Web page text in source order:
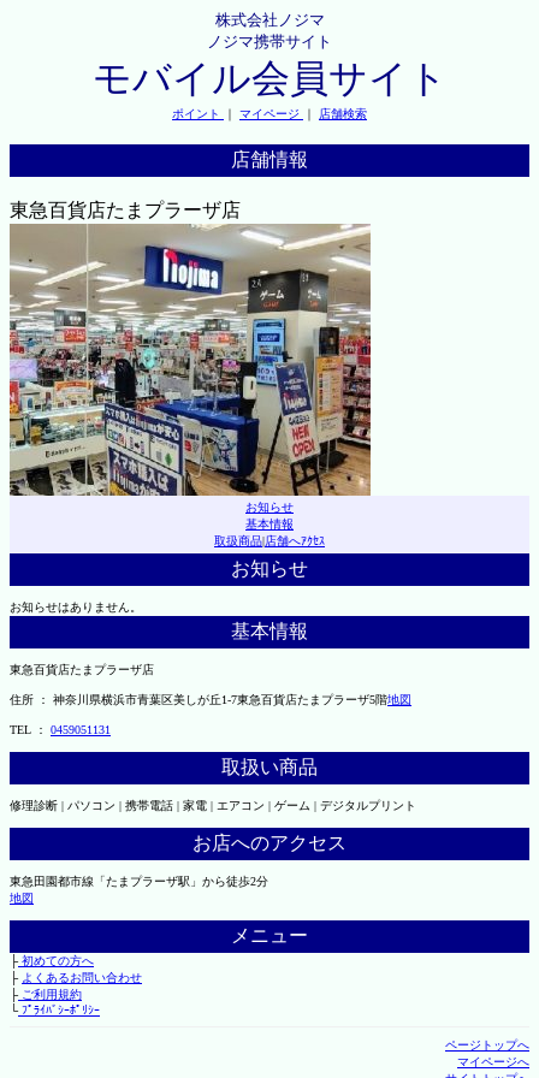
株式会社ノジマ
ノジマ携帯サイト
モバイル会員サイト
ポイント ｜ マイページ ｜ 店舗検索
店舗情報
東急百貨店たまプラーザ店
お知らせ
基本情報
取扱商品|店舗へｱｸｾｽ
お知らせ
お知らせはありません。
基本情報
東急百貨店たまプラーザ店
住所 ： 神奈川県横浜市青葉区美しが丘1-7東急百貨店たまプラーザ5階地図
TEL ： 0459051131
取扱い商品
修理診断 | パソコン | 携帯電話 | 家電 | エアコン | ゲーム | デジタルプリント
お店へのアクセス
東急田園都市線「たまプラーザ駅」から徒歩2分
地図
メニュー
├初めての方へ
├ よくあるお問い合わせ
├ご利用規約
└ﾌﾟﾗｲﾊﾞｼｰﾎﾟﾘｼｰ
ページトップへ
マイページへ